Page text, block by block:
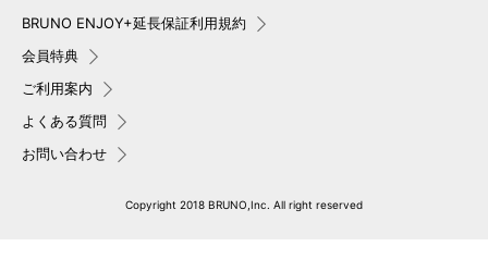
BRUNO ENJOY+延長保証利用規約
会員特典
ご利用案内
よくある質問
お問い合わせ
Copyright 2018 BRUNO,Inc. All right reserved